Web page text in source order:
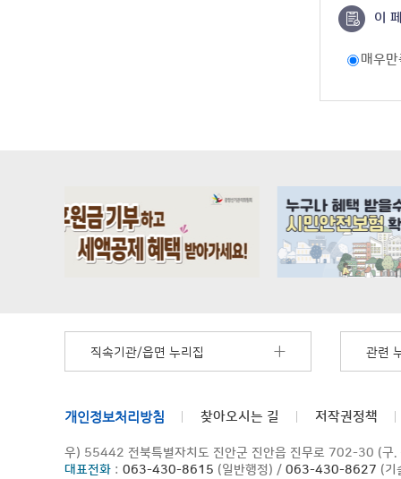
이
매우만
직속기관/읍면 누리집 관련
개인정보처리방침 찾아오시는 길 저작권정책
우) 55442 전북특별자치도 진안군 진안읍 진무로 702-30 (구
대표전화 : 063-430-8615 (일반행정) / 063-430-8627 (기